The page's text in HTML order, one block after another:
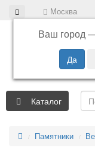
Москва
Ваш город
Каталог
Памятники